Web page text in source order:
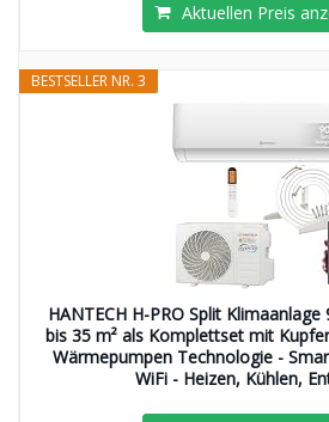
Aktuellen Preis
BESTSELLER NR. 3
HANTECH H-PRO Split
bis 35 m² als Komplettset mit
Wärmepumpen Technologie -
WiFi - Heizen, Kühlen,